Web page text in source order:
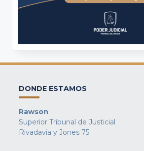
DONDE ESTAMOS
Rawson
Superior Tribunal de Justicial
Rivadavia y Jones 75